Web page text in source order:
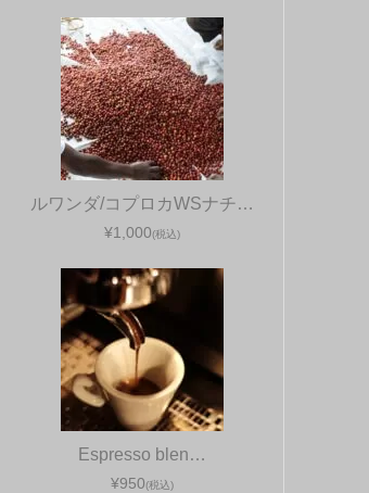
ルワンダ/コプロカWSナチ…
¥1,000(税込)
Espresso blen…
¥950(税込)